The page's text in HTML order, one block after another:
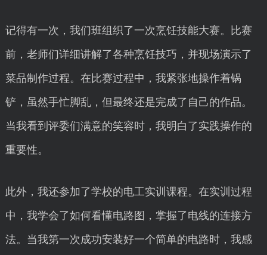
记得有一次，我们班组织了一次烹饪技能大赛。比赛
前，老师们详细讲解了各种烹饪技巧，并现场演示了
菜品制作过程。在比赛过程中，我紧张地操作着锅
铲，虽然手忙脚乱，但最终还是完成了自己的作品。
当我看到评委们满意的笑容时，我明白了实践操作的
重要性。
此外，我还参加了学校的电工实训课程。在实训过程
中，我学会了如何看懂电路图，掌握了电线的连接方
法。当我第一次成功安装好一个简单的电路时，我感